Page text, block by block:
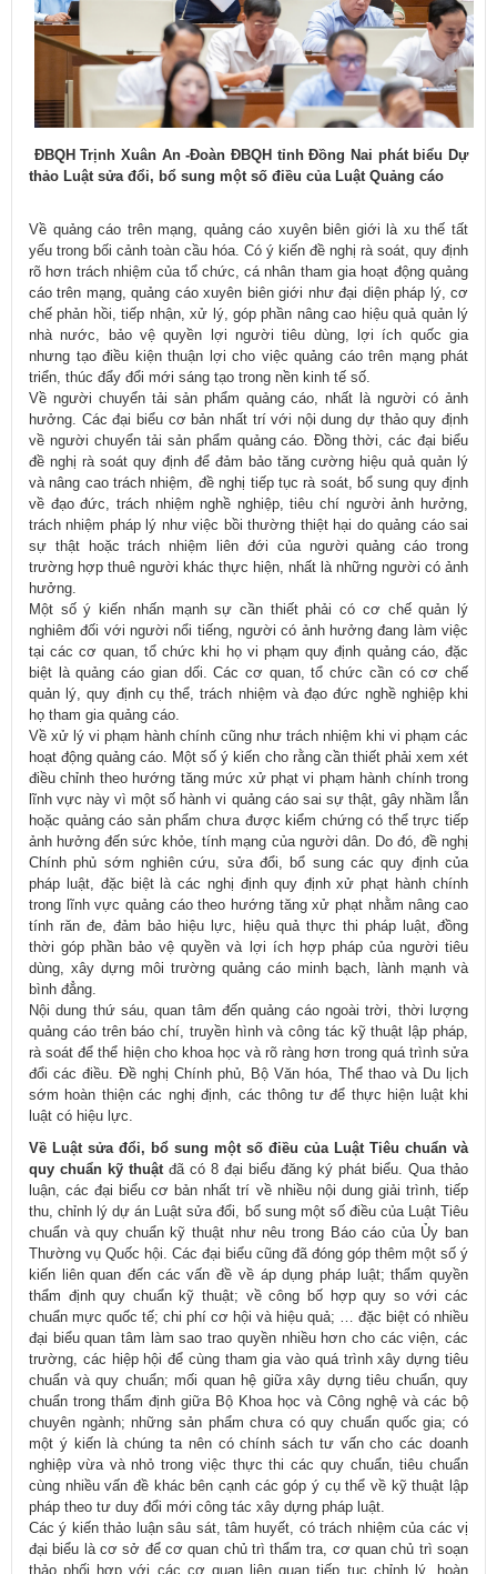
ĐBQH Trịnh Xuân An -Đoàn ĐBQH tỉnh Đồng Nai phát biểu Dự
thảo Luật sửa đổi, bổ sung một số điều của Luật Quảng cáo
Về quảng cáo trên mạng, quảng cáo xuyên biên giới là xu thế tất
yếu trong bối cảnh toàn cầu hóa. Có ý kiến đề nghị rà soát, quy định
rõ hơn trách nhiệm của tổ chức, cá nhân tham gia hoạt động quảng
cáo trên mạng, quảng cáo xuyên biên giới như đại diện pháp lý, cơ
chế phản hồi, tiếp nhận, xử lý, góp phần nâng cao hiệu quả quản lý
nhà nước, bảo vệ quyền lợi người tiêu dùng, lợi ích quốc gia
nhưng tạo điều kiện thuận lợi cho việc quảng cáo trên mạng phát
triển, thúc đẩy đổi mới sáng tạo trong nền kinh tế số.
Về người chuyển tải sản phẩm quảng cáo, nhất là người có ảnh
hưởng. Các đại biểu cơ bản nhất trí với nội dung dự thảo quy định
về người chuyển tải sản phẩm quảng cáo. Đồng thời, các đại biểu
đề nghị rà soát quy định để đảm bảo tăng cường hiệu quả quản lý
và nâng cao trách nhiệm, đề nghị tiếp tục rà soát, bổ sung quy định
về đạo đức, trách nhiệm nghề nghiệp, tiêu chí người ảnh hưởng,
trách nhiệm pháp lý như việc bồi thường thiệt hại do quảng cáo sai
sự thật hoặc trách nhiệm liên đới của người quảng cáo trong
trường hợp thuê người khác thực hiện, nhất là những người có ảnh
hưởng.
Một số ý kiến nhấn mạnh sự cần thiết phải có cơ chế quản lý
nghiêm đối với người nổi tiếng, người có ảnh hưởng đang làm việc
tại các cơ quan, tổ chức khi họ vi phạm quy định quảng cáo, đặc
biệt là quảng cáo gian dối. Các cơ quan, tổ chức cần có cơ chế
quản lý, quy định cụ thể, trách nhiệm và đạo đức nghề nghiệp khi
họ tham gia quảng cáo.
Về xử lý vi phạm hành chính cũng như trách nhiệm khi vi phạm các
hoạt động quảng cáo. Một số ý kiến cho rằng cần thiết phải xem xét
điều chỉnh theo hướng tăng mức xử phạt vi phạm hành chính trong
lĩnh vực này vì một số hành vi quảng cáo sai sự thật, gây nhầm lẫn
hoặc quảng cáo sản phẩm chưa được kiểm chứng có thể trực tiếp
ảnh hưởng đến sức khỏe, tính mạng của người dân. Do đó, đề nghị
Chính phủ sớm nghiên cứu, sửa đổi, bổ sung các quy định của
pháp luật, đặc biệt là các nghị định quy định xử phạt hành chính
trong lĩnh vực quảng cáo theo hướng tăng xử phạt nhằm nâng cao
tính răn đe, đảm bảo hiệu lực, hiệu quả thực thi pháp luật, đồng
thời góp phần bảo vệ quyền và lợi ích hợp pháp của người tiêu
dùng, xây dựng môi trường quảng cáo minh bạch, lành mạnh và
bình đẳng.
Nội dung thứ sáu, quan tâm đến quảng cáo ngoài trời, thời lượng
quảng cáo trên báo chí, truyền hình và công tác kỹ thuật lập pháp,
rà soát để thể hiện cho khoa học và rõ ràng hơn trong quá trình sửa
đổi các điều. Đề nghị Chính phủ, Bộ Văn hóa, Thể thao và Du lịch
sớm hoàn thiện các nghị định, các thông tư để thực hiện luật khi
luật có hiệu lực.
Về Luật sửa đổi, bổ sung một số điều của Luật Tiêu chuẩn và
quy chuẩn kỹ thuậtđã có 8 đại biểu đăng ký phát biểu. Qua thảo
luận, các đại biểu cơ bản nhất trí về nhiều nội dung giải trình, tiếp
thu, chỉnh lý dự án Luật sửa đổi, bổ sung một số điều của Luật Tiêu
chuẩn và quy chuẩn kỹ thuật như nêu trong Báo cáo của Ủy ban
Thường vụ Quốc hội. Các đại biểu cũng đã đóng góp thêm một số ý
kiến liên quan đến các vấn đề về áp dụng pháp luật; thẩm quyền
thẩm định quy chuẩn kỹ thuật; về công bố hợp quy so với các
chuẩn mực quốc tế; chi phí cơ hội và hiệu quả; … đặc biệt có nhiều
đại biểu quan tâm làm sao trao quyền nhiều hơn cho các viện, các
trường, các hiệp hội để cùng tham gia vào quá trình xây dựng tiêu
chuẩn và quy chuẩn; mối quan hệ giữa xây dựng tiêu chuẩn, quy
chuẩn trong thẩm định giữa Bộ Khoa học và Công nghệ và các bộ
chuyên ngành; những sản phẩm chưa có quy chuẩn quốc gia; có
một ý kiến là chúng ta nên có chính sách tư vấn cho các doanh
nghiệp vừa và nhỏ trong việc thực thi các quy chuẩn, tiêu chuẩn
cùng nhiều vấn đề khác bên cạnh các góp ý cụ thể về kỹ thuật lập
pháp theo tư duy đổi mới công tác xây dựng pháp luật.
Các ý kiến thảo luận sâu sát, tâm huyết, có trách nhiệm của các vị
đại biểu là cơ sở để cơ quan chủ trì thẩm tra, cơ quan chủ trì soạn
thảo phối hợp với các cơ quan liên quan tiếp tục chỉnh lý, hoàn